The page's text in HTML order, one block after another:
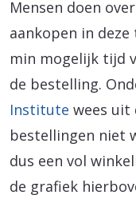
Mensen doen
aankopen in
min mogelijk tijd
de bestelling.
Institute wees uit
bestellingen niet
dus een vol
de grafiek